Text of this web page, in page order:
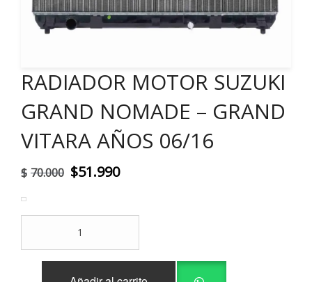
RADIADOR MOTOR SUZUKI
GRAND NOMADE – GRAND
VITARA AÑOS 06/16
$ 70.000 El
original
era:
$70.000.
$51.990El
actual
$51.990.
SUZUKI
GRAND